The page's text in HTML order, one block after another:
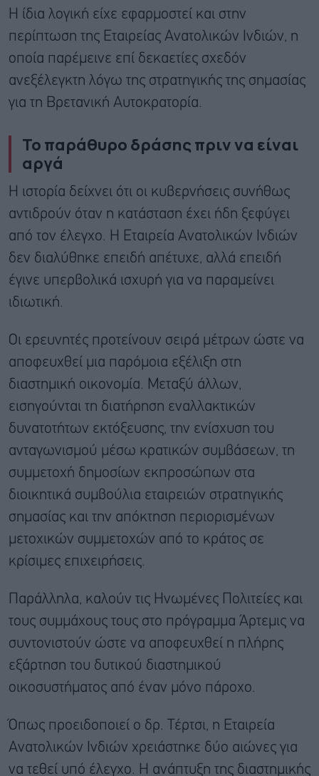
Η ίδια λογική είχε εφαρμοστεί και στην
περίπτωση της Εταιρείας Ανατολικών Ινδιών, η
οποία παρέμεινε επί δεκαετίες σχεδόν
ανεξέλεγκτη λόγω της στρατηγικής της σημασίας
για τη Βρετανική Αυτοκρατορία.
Το παράθυρο δράσης πριν να είναι
αργά
Η ιστορία δείχνει ότι οι κυβερνήσεις συνήθως
αντιδρούν όταν η κατάσταση έχει ήδη ξεφύγει
από τον έλεγχο. Η Εταιρεία Ανατολικών Ινδιών
δεν διαλύθηκε επειδή απέτυχε, αλλά επειδή
έγινε υπερβολικά ισχυρή για να παραμείνει
ιδιωτική.
Οι ερευνητές προτείνουν σειρά μέτρων ώστε να
αποφευχθεί μια παρόμοια εξέλιξη στη
διαστημική οικονομία. Μεταξύ άλλων,
εισηγούνται τη διατήρηση εναλλακτικών
δυνατοτήτων εκτόξευσης, την ενίσχυση του
ανταγωνισμού μέσω κρατικών συμβάσεων, τη
συμμετοχή δημοσίων εκπροσώπων στα
διοικητικά συμβούλια εταιρειών στρατηγικής
σημασίας και την απόκτηση περιορισμένων
μετοχικών συμμετοχών από το κράτος σε
κρίσιμες επιχειρήσεις.
Παράλληλα, καλούν τις Ηνωμένες Πολιτείες και
τους συμμάχους τους στο πρόγραμμα Άρτεμις να
συντονιστούν ώστε να αποφευχθεί η πλήρης
εξάρτηση του δυτικού διαστημικού
οικοσυστήματος από έναν μόνο πάροχο.
Όπως προειδοποιεί ο δρ. Τέρτσι, η Εταιρεία
Ανατολικών Ινδιών χρειάστηκε δύο αιώνες για
να τεθεί υπό έλεγχο. Η ανάπτυξη της διαστημικής